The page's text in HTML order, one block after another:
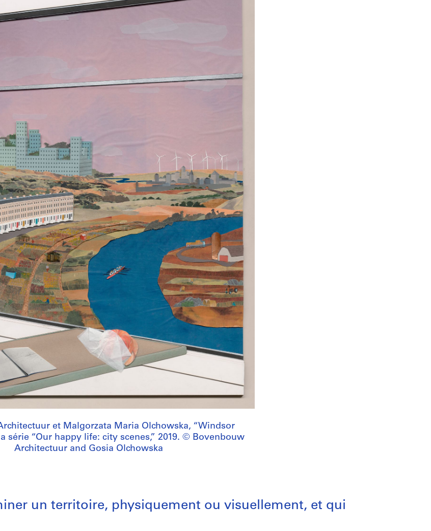
et Malgorzata Maria Olchowska, “Windsor
série “Our happy life: city scenes,” 2019. © Bovenbouw
Architectuur and Gosia Olchowska
un territoire, physiquement ou visuellement, et qui